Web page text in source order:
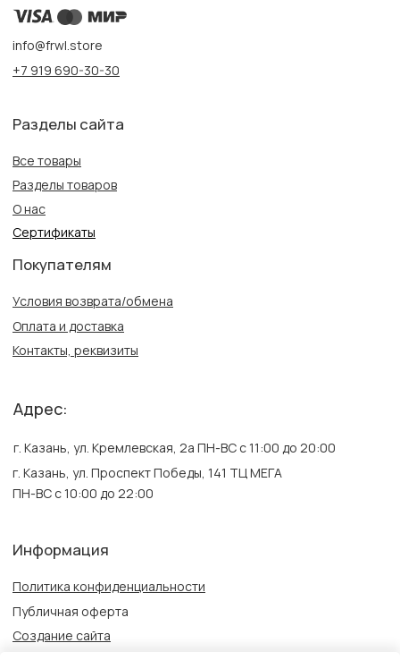
Информация
Публичная оферта
Создание сайта